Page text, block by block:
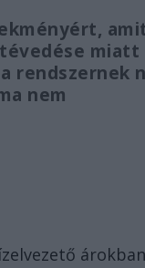
miatt
rendszernek
nem
árokban